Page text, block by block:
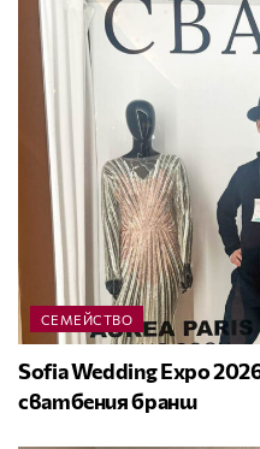
СЕМЕЙСТВО
Sofia Wedding Expo
сватбения бранш